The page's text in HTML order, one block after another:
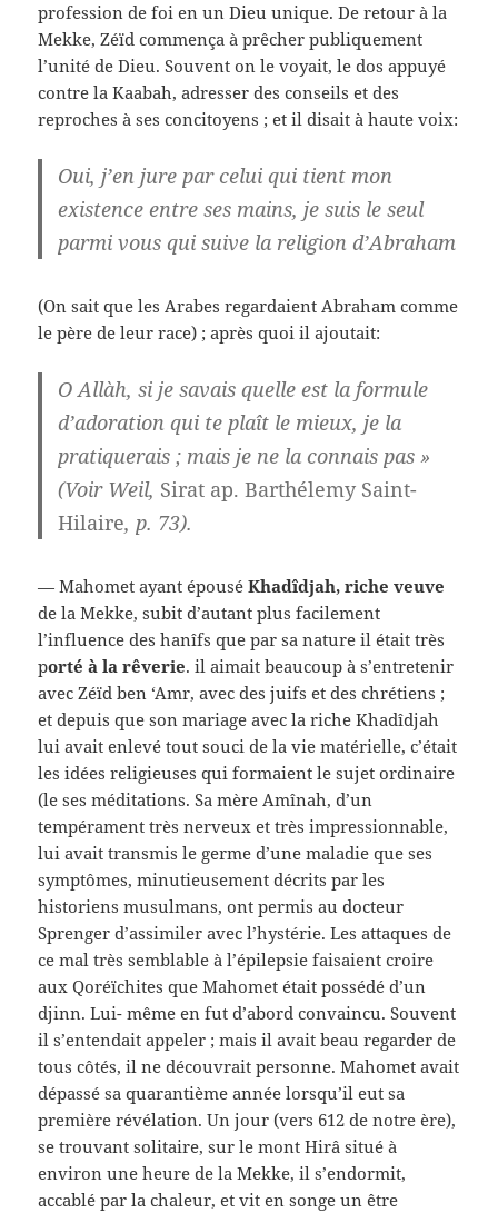
profession de foi en un Dieu unique. De retour à la
Mekke, Zéïd commença à prêcher publiquement
l’unité de Dieu. Souvent on le voyait, le dos appuyé
contre la Kaabah, adresser des conseils et des
reproches à ses concitoyens ; et il disait à haute voix:
Oui, j’en jure par celui qui tient mon
existence entre ses mains, je suis le seul
parmi vous qui suive la religion d’Abraham
(On sait que les Arabes regardaient Abraham comme
le père de leur race) ; après quoi il ajoutait:
O Allàh, si je savais quelle est la formule
d’adoration qui te plaît le mieux, je la
pratiquerais ; mais je ne la connais pas »
(Voir Weil, Sirat ap. Barthélemy Saint-
Hilaire, p. 73).
— Mahomet ayant épouséKhadîdjah, riche veuve
de la Mekke, subit d’autant plus facilement
l’influence des hanîfs que par sa nature il était très
porté à la rêverie. il aimait beaucoup à s’entretenir
avec Zéïd ben ‘Amr, avec des juifs et des chrétiens ;
et depuis que son mariage avec la riche Khadîdjah
lui avait enlevé tout souci de la vie matérielle, c’était
les idées religieuses qui formaient le sujet ordinaire
(le ses méditations. Sa mère Amînah, d’un
tempérament très nerveux et très impressionnable,
lui avait transmis le germe d’une maladie que ses
symptômes, minutieusement décrits par les
historiens musulmans, ont permis au docteur
Sprenger d’assimiler avec l’hystérie. Les attaques de
ce mal très semblable à l’épilepsie faisaient croire
aux Qoréïchites que Mahomet était possédé d’un
djinn. Lui- même en fut d’abord convaincu. Souvent
il s’entendait appeler ; mais il avait beau regarder de
tous côtés, il ne découvrait personne. Mahomet avait
dépassé sa quarantième année lorsqu’il eut sa
première révélation. Un jour (vers 612 de notre ère),
se trouvant solitaire, sur le mont Hirâ situé à
environ une heure de la Mekke, il s’endormit,
accablé par la chaleur, et vit en songe un être